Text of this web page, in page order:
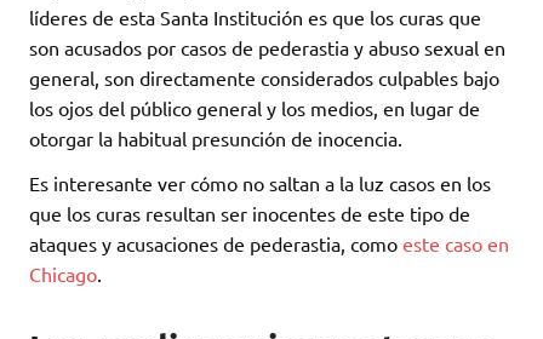
líderes de esta Santa Institución es que los curas que
son acusados por casos de pederastia y abuso sexual en
general, son directamente considerados culpables bajo
los ojos del público general y los medios, en lugar de
otorgar la habitual presunción de inocencia.
Es interesante ver cómo no saltan a la luz casos en los
que los curas resultan ser inocentes de este tipo de
ataques y acusaciones de pederastia, como este caso en
Chicago